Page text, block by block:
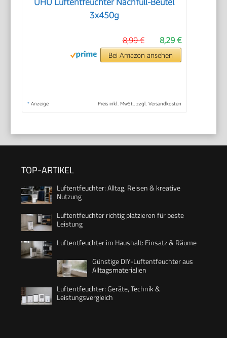
3x450g
8,29 €
8,99 €
Bei Amazon ansehen
* Anzeige Preis inkl. MwSt., zzgl. Versandkosten
TOP-ARTIKEL
Luftentfeuchter: Alltag, Reisen & kreative
Nutzung
Luftentfeuchter richtig platzieren für beste
Leistung
Luftentfeuchter im Haushalt: Einsatz & Räume
Günstige DIY-Luftentfeuchter aus
Alltagsmaterialien
Luftentfeuchter: Geräte, Technik &
Leistungsvergleich